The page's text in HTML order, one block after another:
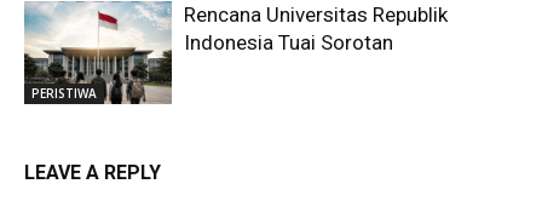
PERISTIWA
Rencana Universitas Republik
Indonesia Tuai Sorotan
LEAVE A REPLY